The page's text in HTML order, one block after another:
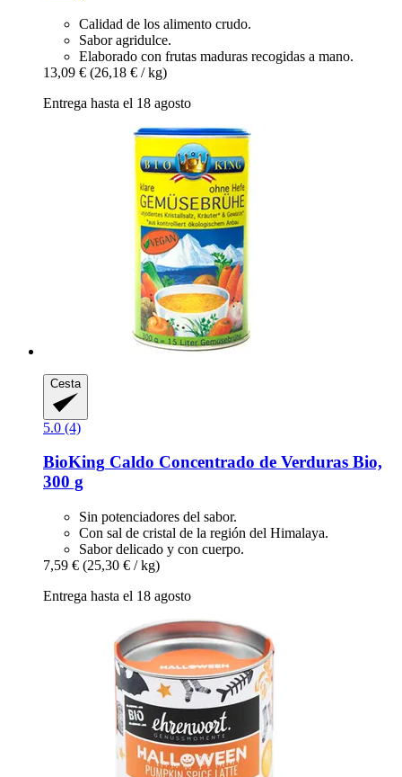
Calidad de los alimento crudo.
Sabor agridulce.
Elaborado con frutas maduras recogidas a mano.
13,09 € (26,18 € / kg)
Entrega hasta el 18 agosto
Cesta
5.0 (4)
BioKing Caldo Concentrado de Verduras Bio,
300 g
Sin potenciadores del sabor.
Con sal de cristal de la región del Himalaya.
Sabor delicado y con cuerpo.
7,59 € (25,30 € / kg)
Entrega hasta el 18 agosto